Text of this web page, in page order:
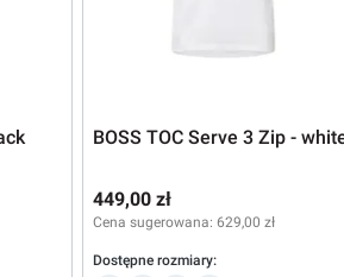
BOSS TOC Serve 3 Zip -
449,00 zł
Cena sugerowana: 629,00 zł
Dostępne rozmiary: